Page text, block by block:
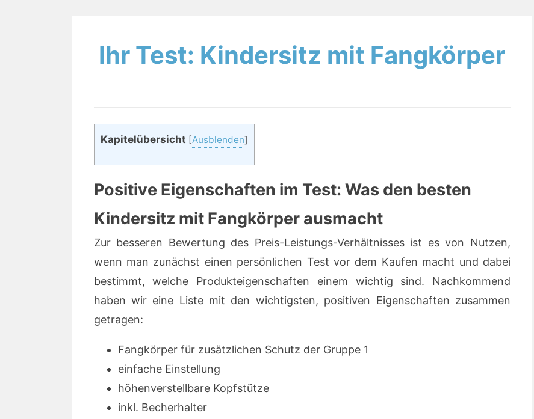
Ihr Test: Kindersitz mit Fangkörper
Kapitelübersicht [Ausblenden]
Positive Eigenschaften im Test: Was den besten
Kindersitz mit Fangkörper ausmacht
Zur besseren Bewertung des Preis-Leistungs-Verhältnisses ist es von Nutzen,
wenn man zunächst einen persönlichen Test vor dem Kaufen macht und dabei
bestimmt, welche Produkteigenschaften einem wichtig sind. Nachkommend
haben wir eine Liste mit den wichtigsten, positiven Eigenschaften zusammen
getragen:
Fangkörper für zusätzlichen Schutz der Gruppe 1
einfache Einstellung
höhenverstellbare Kopfstütze
inkl. Becherhalter